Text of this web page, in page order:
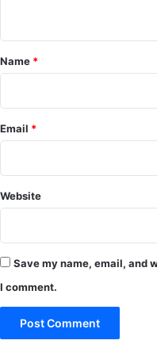
*
Name *
Email *
Website
Save my name, email, and
I comment.